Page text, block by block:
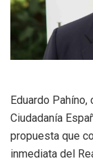
Eduardo
Ciudadanía
propuesta que
inmediata del